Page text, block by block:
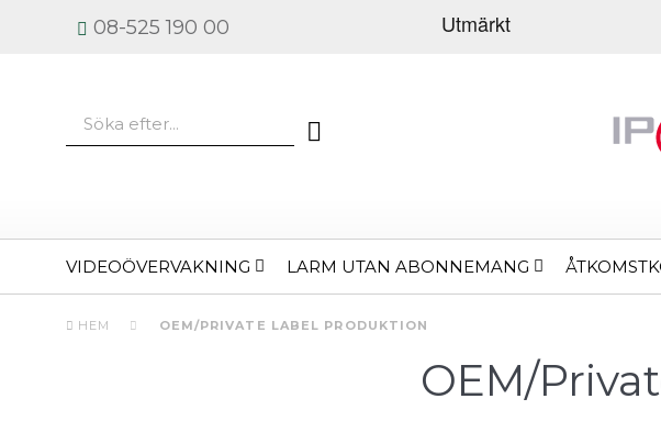
08-525 190 00
VIDEOÖVERVAKNING LARM UTAN ABONNEMANG
HEM OEM/PRIVATE LABEL PRODUKTION
OEM/